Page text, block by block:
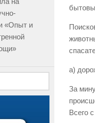
а)
За
Всего
«Опыт и